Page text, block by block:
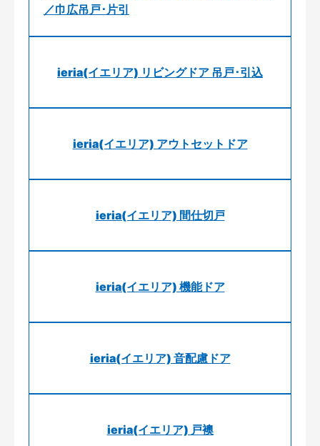
／巾広吊戸･片引
ieria(イエリア) リビングドア 吊戸･引込
ieria(イエリア) アウトセットドア
ieria(イエリア) 間仕切戸
ieria(イエリア) 機能ドア
ieria(イエリア) 音配慮ドア
ieria(イエリア) 戸襖